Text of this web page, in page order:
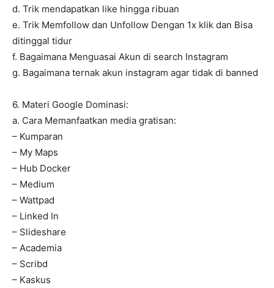
d. Trik mendapatkan like hingga ribuan
e. Trik Memfollow dan Unfollow Dengan 1x klik dan Bisa
ditinggal tidur
f. Bagaimana Menguasai Akun di search Instagram
g. Bagaimana ternak akun instagram agar tidak di banned
6. Materi Google Dominasi:
a. Cara Memanfaatkan media gratisan:
– Kumparan
– My Maps
– Hub Docker
– Medium
– Wattpad
– Linked In
– Slideshare
– Academia
– Scribd
– Kaskus